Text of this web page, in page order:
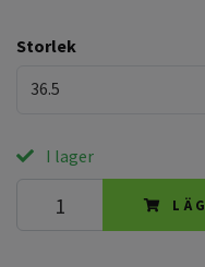
Storlek
36.5
I lager